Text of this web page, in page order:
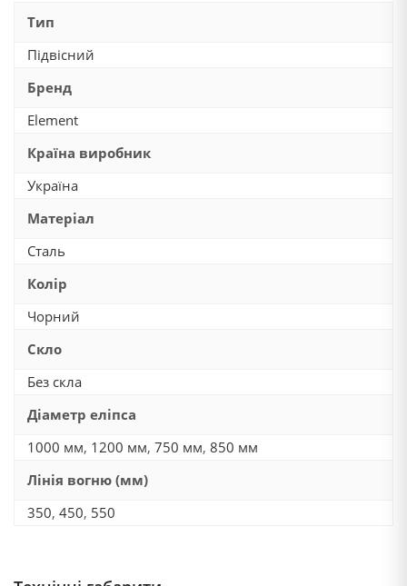
Тип
Підвісний
Бренд
Element
Країна виробник
Україна
Матеріал
Сталь
Колір
Чорний
Скло
Без скла
Діаметр еліпса
1000 мм, 1200 мм, 750 мм, 850 мм
Лінія вогню (мм)
350, 450, 550